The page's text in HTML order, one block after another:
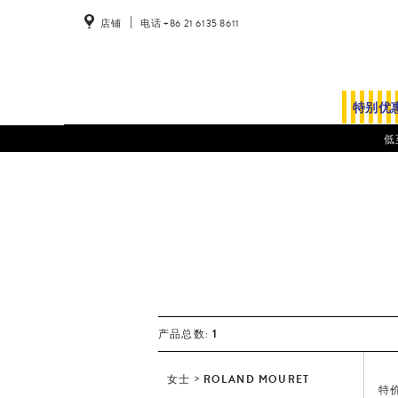
店铺 电话 +86 21 6135 8611
特别优
产品总数:1
女士 ROLAND MOURET
特